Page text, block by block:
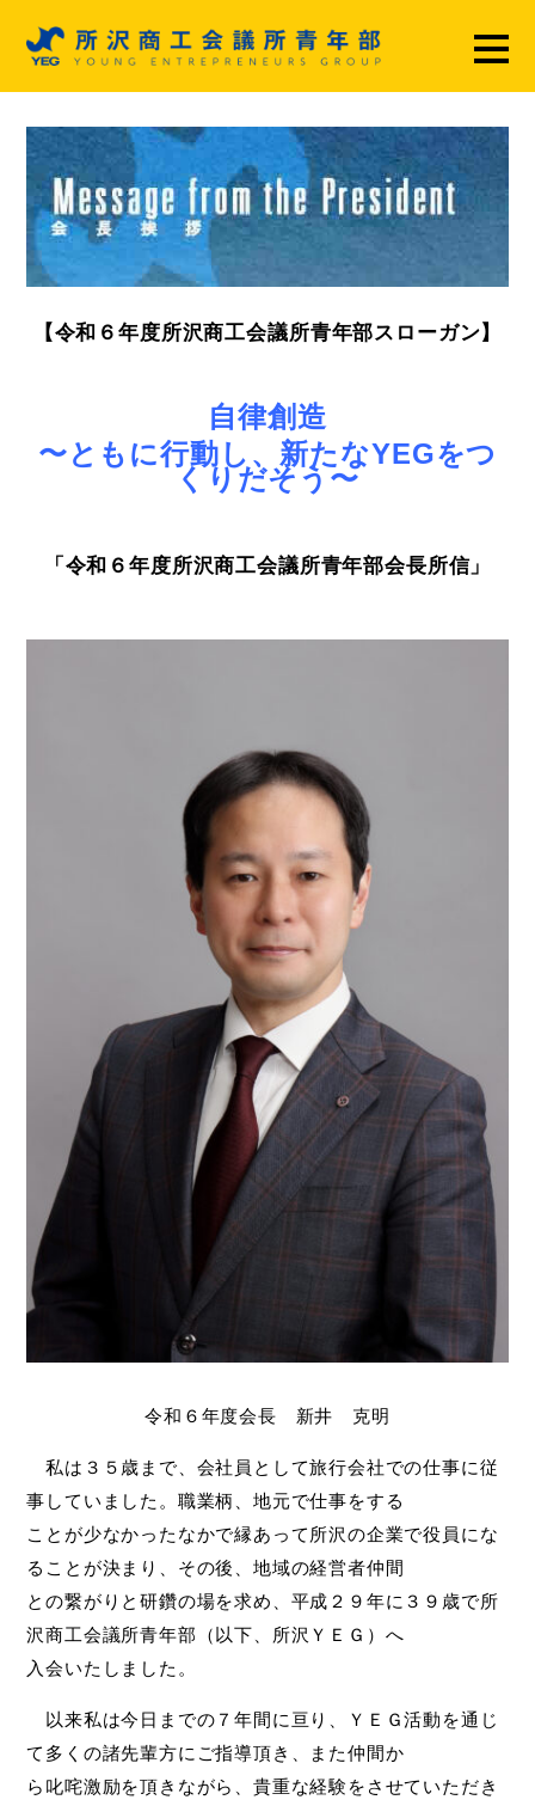
【令和６年度所沢商工会議所青年部スローガン】
自律創造
〜ともに行動し、新たなYEGをつ
くりだそう〜
「令和６年度所沢商工会議所青年部会長所信」
令和６年度会長 新井 克明
私は３５歳まで、会社員として旅行会社での仕事に従
事していました。職業柄、地元で仕事をする
ことが少なかったなかで縁あって所沢の企業で役員にな
ることが決まり、その後、地域の経営者仲間
との繋がりと研鑽の場を求め、平成２９年に３９歳で所
沢商工会議所青年部（以下、所沢ＹＥＧ）へ
入会いたしました。
以来私は今日までの７年間に亘り、ＹＥＧ活動を通じ
て多くの諸先輩方にご指導頂き、また仲間か
ら叱咤激励を頂きながら、貴重な経験をさせていただき